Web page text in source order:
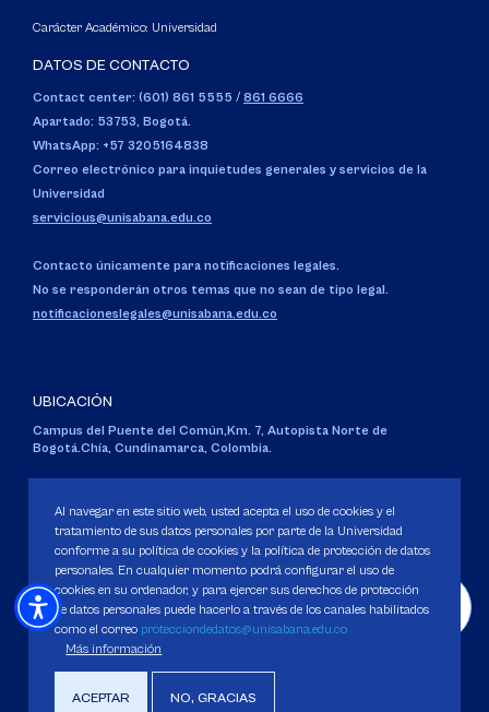
Carácter Académico: Universidad
DATOS DE CONTACTO
Contact center: (601) 861 5555 / 861 6666
Apartado: 53753, Bogotá.
WhatsApp: +57 3205164838
Correo electrónico para inquietudes generales y servicios de la
Universidad
servicious@unisabana.edu.co
Contacto únicamente para notificaciones legales.
No se responderán otros temas que no sean de tipo legal.
notificacioneslegales@unisabana.edu.co
UBICACIÓN
Campus del Puente del Común,Km. 7, Autopista Norte de
Bogotá.Chía, Cundinamarca, Colombia.
Personería Jurídica:Resolución 130 del 14 de enero de 1980.
Ministerio de Educación Nacional.
Política de Protección de datos
Derechos Pecuniarios
Al navegar en este sitio web, usted acepta el uso de cookies y el
tratamiento de sus datos personales por parte de la Universidad
conforme a su política de cookies y la política de protección de datos
personales. En cualquier momento podrá configurar el uso de
cookies en su ordenador, y para ejercer sus derechos de protección
de datos personales puede hacerlo a través de los canales habilitados
como el correo protecciondedatos@unisabana.edu.co
Más información
ACEPTAR NO, GRACIAS